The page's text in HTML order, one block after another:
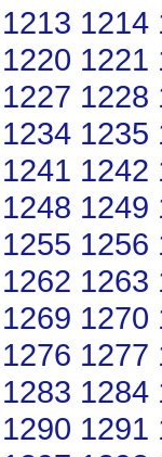
1213 1214
1220 1221
1227 1228
1234 1235
1241 1242
1248 1249
1255 1256
1262 1263
1269 1270
1276 1277
1283 1284
1290 1291